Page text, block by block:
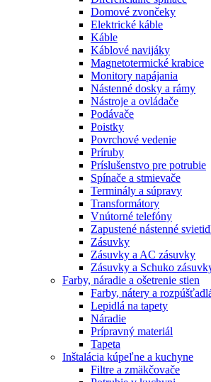
Domové zvončeky
Elektrické káble
Káble
Káblové navijáky
Magnetotermické krabice
Monitory napájania
Nástenné dosky a rámy
Nástroje a ovládače
Podávače
Poistky
Povrchové vedenie
Príruby
Príslušenstvo pre potrubie
Spínače a stmievače
Terminály a súpravy
Transformátory
Vnútorné telefóny
Zapustené nástenné
Zásuvky
Zásuvky a AC zásuvky
Zásuvky a Schuko
Farby, náradie a ošetrenie stien
Farby, nátery a
Lepidlá na tapety
Náradie
Prípravný materiál
Tapeta
Inštalácia kúpeľne a kuchyne
Filtre a zmäkčovače